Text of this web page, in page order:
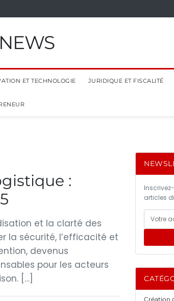
ET TECHNOLOGIE JURIDIQUE ET FISCALITÉ
:
et la clarté des
la sécurité, l’efficacité et
devenus
pour les acteurs
[…]
articles
Création